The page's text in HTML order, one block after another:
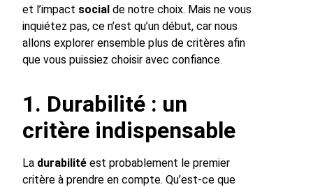
et l’impact social de notre choix. Mais ne vous
inquiétez pas, ce n’est qu’un début, car nous
allons explorer ensemble plus de critères afin
que vous puissiez choisir avec confiance.
1. Durabilité : un
critère indispensable
La durabilité est probablement le premier
critère à prendre en compte. Qu’est-ce que